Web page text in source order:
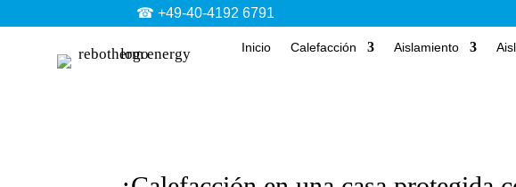
☎ +49-40-4192 6791
Inicio Calefacción Aislamiento